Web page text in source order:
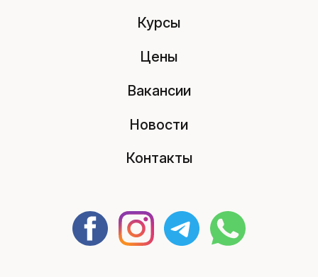
Курсы
Цены
Вакансии
Новости
Контакты